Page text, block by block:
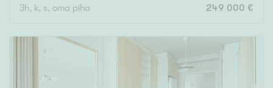
3h, k, s, oma piha 249 000 €